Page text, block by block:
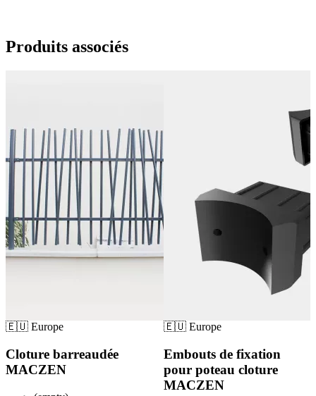
Produits associés
🇪🇺 Europe
Cloture barreaudée
MACZEN
🇪🇺 Europe
Embouts de fixation
pour poteau cloture
MACZEN